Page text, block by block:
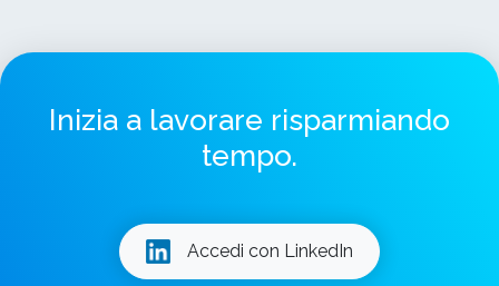
Inizia a lavorare risparmiando
tempo.
Accedi con LinkedIn